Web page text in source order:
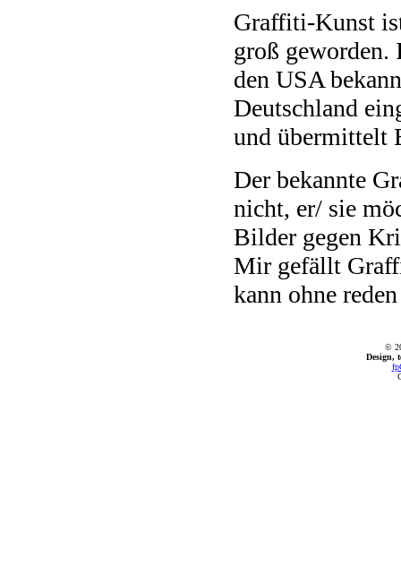
Graffiti-Kunst
groß geworden.
den USA
Deutschland
und übermittelt
Der bekannte
nicht, er/ sie
Bilder gegen
Mir gefällt
kann ohne
©
Design,